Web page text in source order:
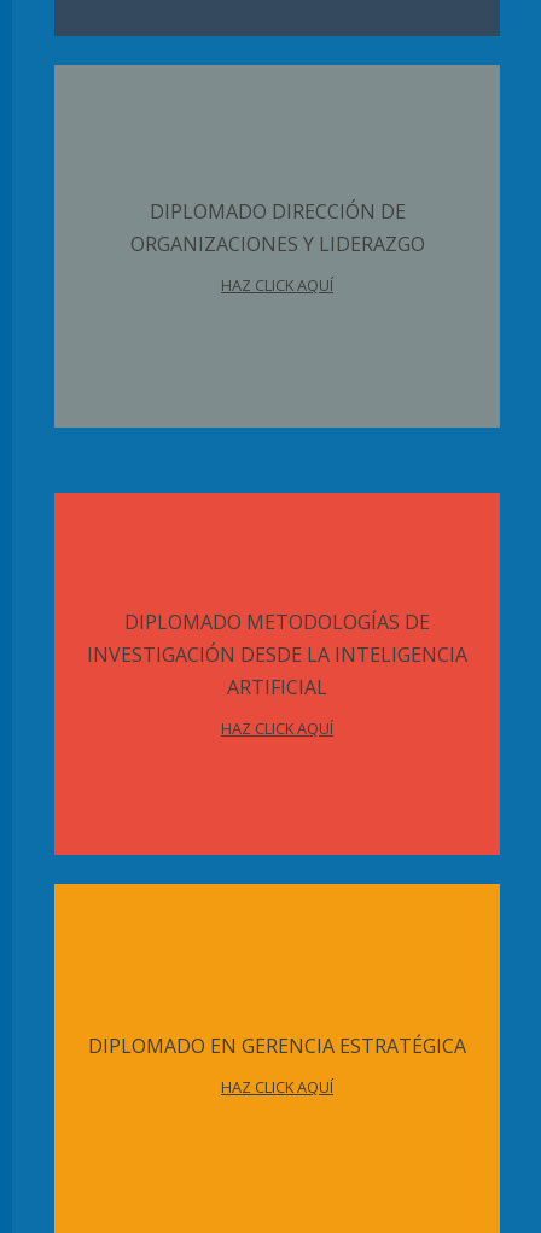
DIPLOMADO DIRECCIÓN DE
ORGANIZACIONES Y LIDERAZGO
HAZ CLICK AQUÍ
DIPLOMADO METODOLOGÍAS DE
INVESTIGACIÓN DESDE LA INTELIGENCIA
ARTIFICIAL
HAZ CLICK AQUÍ
DIPLOMADO EN GERENCIA ESTRATÉGICA
HAZ CLICK AQUÍ